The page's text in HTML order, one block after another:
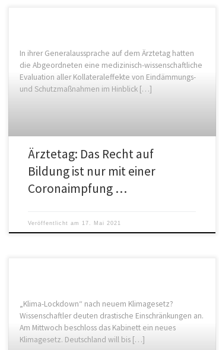
In ihrer Generalaussprache auf dem Ärztetag hatten
die Abgeordneten eine medizinisch-wissenschaftliche
Evaluation aller Kollateraleffekte von Eindämmungs-
und Schutzmaßnahmen im Hinblick […]
Ärztetag: Das Recht auf
Bildung ist nur mit einer
Coronaimpfung …
Veröffentlicht am 17. Mai 2021
„Klima-Lockdown“ nach neuem Klimagesetz?
Wissenschaftler deuten drastische Einschränkungen an.
Am Mittwoch beschloss das Kabinett ein neues
Klimagesetz. Deutschland will bis […]